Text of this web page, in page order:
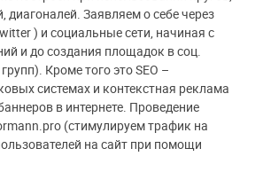
диагоналей. Заявляем о себе через
) и социальные сети, начиная с
и до создания площадок в соц.
Кроме того это SEO –
системах и контекстная реклама
в интернете. Проведение
(стимулируем трафик на
на сайт при помощи